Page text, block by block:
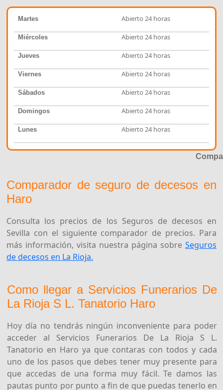
Martes Abierto 24 horas
Miércoles Abierto 24 horas
Jueves Abierto 24 horas
Viernes Abierto 24 horas
Sábados Abierto 24 horas
Domingos Abierto 24 horas
Lunes Abierto 24 horas
Comparador de seguro de decesos en
Haro
Consulta los precios de los Seguros de decesos en
Sevilla con el siguiente comparador de precios. Para
más información, visita nuestra página sobre Seguros
de decesos en La Rioja.
Como llegar a Servicios Funerarios De
La Rioja S L. Tanatorio Haro
Hoy día no tendrás ningún inconveniente para poder
acceder al Servicios Funerarios De La Rioja S L.
Tanatorio en Haro ya que contaras con todos y cada
uno de los pasos que debes tener muy presente para
que accedas de una forma muy fácil. Te damos las
pautas punto por punto a fin de que puedas tenerlo en